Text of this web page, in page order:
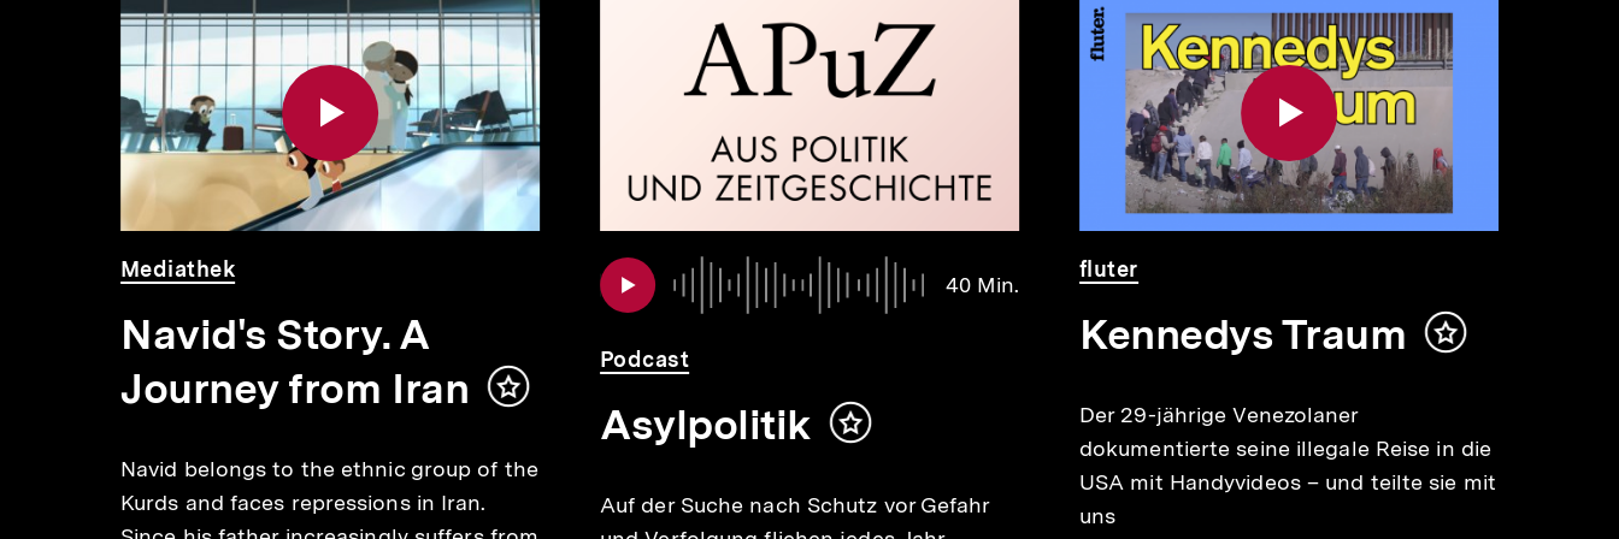
für
weitere
Inhalte
überspringen
Video
Dauer
Mediathek
Navid's Story. A
Journey from Iran
Inhalt
Navid belongs to the ethnic group of the
Kurds and faces repressions in Iran.
40 Min.
Podcast
Asylpolitik
Inhalt
Auf der Suche nach Schutz vor Gefahr
Video
Dauer
fluter
Kennedys Traum
Inhalt
Der 29-jährige Venezolaner
dokumentierte seine illegale Reise in die
USA mit Handyvideos – und teilte sie mit
uns